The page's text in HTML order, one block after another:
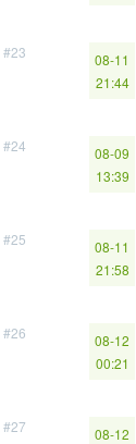
#23
08-11
21:44
#24
08-09
13:39
#25
08-11
21:58
#26
08-12
00:21
#27
08-12